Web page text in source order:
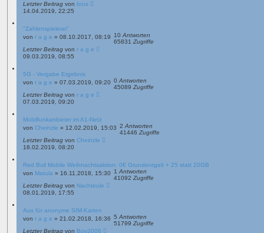
Letzter Beitrag von brus
14.04.2019, 22:25
"Zahlenspielerei"
von r a g e » 08.10.2017, 08:19 10 Antworten
65831 Zugriffe
Letzter Beitrag von r a g e
09.03.2019, 08:55
5G - Vergabe Ergebnis
von r a g e » 07.03.2019, 09:20 0 Antworten
45089 Zugriffe
Letzter Beitrag von r a g e
07.03.2019, 09:20
Mobilfunkanbieter im A1-Netz
von Cheinzle » 12.02.2019, 15:03 2 Antworten
41446 Zugriffe
Letzter Beitrag von Cheinzle
18.02.2019, 08:20
Red Bull Mobile Weihnachtsaktion: 0€ Grundentgelt + 25 statt 20GB
von Matula » 16.11.2018, 15:30 1 Antworten
41092 Zugriffe
Letzter Beitrag von Nachteule
08.01.2019, 17:55
Aus für anonyme SIM-Karten
von r a g e » 21.02.2018, 16:36 5 Antworten
51799 Zugriffe
Letzter Beitrag von Boy2006